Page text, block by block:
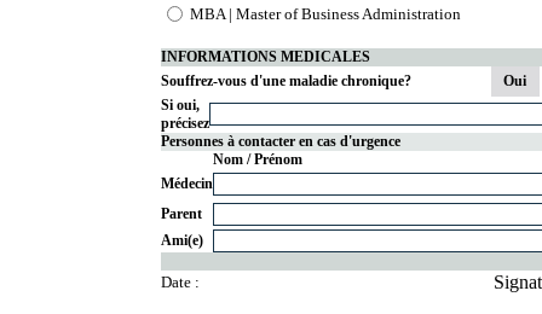
MBA | Master of Business Administration
INFORMATIONS MEDICALES
Souffrez-vous d'une maladie chronique?
Oui
Si oui,
précisez
Personnes à contacter en cas d'urgence
Nom / Prénom
Médecin
Parent
Ami(e)
Date :